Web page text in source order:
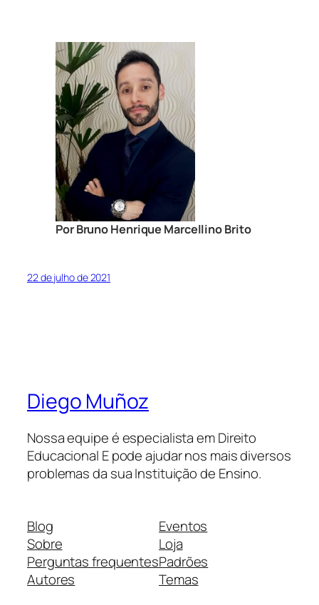
Por Bruno Henrique Marcellino Brito
22 de julho de 2021
Diego Muñoz
Nossa equipe é especialista em Direito
Educacional E pode ajudar nos mais diversos
problemas da sua Instituição de Ensino.
Blog
Sobre
Perguntas frequentes
Autores
Eventos
Loja
Padrões
Temas